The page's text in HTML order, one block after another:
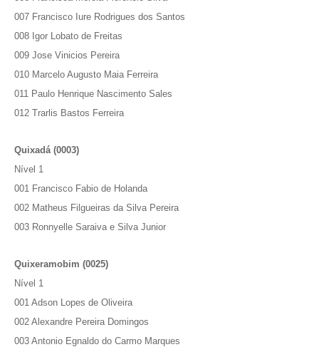
007 Francisco Iure Rodrigues dos Santos
008 Igor Lobato de Freitas
009 Jose Vinicios Pereira
010 Marcelo Augusto Maia Ferreira
011 Paulo Henrique Nascimento Sales
012 Trarlis Bastos Ferreira
Quixadá (0003)
Nível 1
001 Francisco Fabio de Holanda
002 Matheus Filgueiras da Silva Pereira
003 Ronnyelle Saraiva e Silva Junior
Quixeramobim (0025)
Nível 1
001 Adson Lopes de Oliveira
002 Alexandre Pereira Domingos
003 Antonio Egnaldo do Carmo Marques